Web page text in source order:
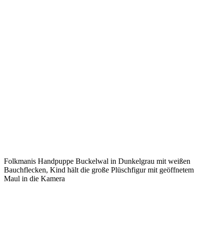
Folkmanis Handpuppe Buckelwal in Dunkelgrau mit weißen
Bauchflecken, Kind hält die große Plüschfigur mit geöffnetem
Maul in die Kamera